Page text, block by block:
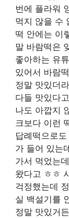
번에 플라워
먹지 않을 수
떡 안에는 이
말 바람떡은
좋아하는 유
있어서 바람
정말 맛있더
다들 맛있다
나도 아깝지
크보다 이런
답례떡으로
가 들어 있는
가서 먹었는
왔다고 ㅎㅎ
걱정했는데
실 백설기를
정말 맛있거